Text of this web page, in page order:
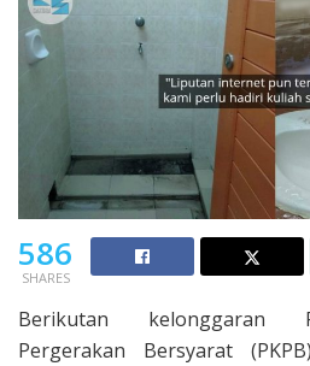
586
SHARES
Berikutan kelonggaran
Pergerakan Bersyarat